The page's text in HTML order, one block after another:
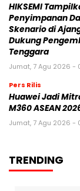
HIKSEMI
Penyimpanan
Skenario di
Dukung
Tenggara
Jumat, 7 Agu 2026 -
Pers Rilis
Huawei Jadi
M360 ASEAN
Jumat, 7 Agu 2026 -
TRENDING